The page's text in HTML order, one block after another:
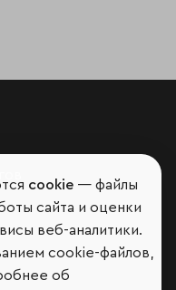
cookie — файлы
сайта и оценки
веб-аналитики.
cookie-файлов,
об